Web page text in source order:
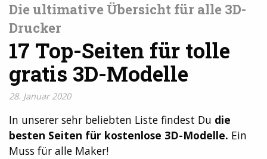
Die ultimative Übersicht für alle 3D-
Drucker
17 Top-Seiten für tolle
gratis 3D-Modelle
28. Januar 2020
In unserer sehr beliebten Liste findest Du die
besten Seiten für kostenlose 3D-Modelle. Ein
Muss für alle Maker!